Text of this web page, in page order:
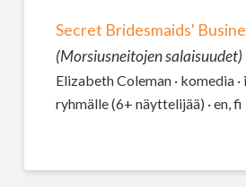
Secret Bridesmaids'
(Morsiusneitojen salaisuudet)
Elizabeth Coleman · komedia
ryhmälle (6+ näyttelijää) · en, fi